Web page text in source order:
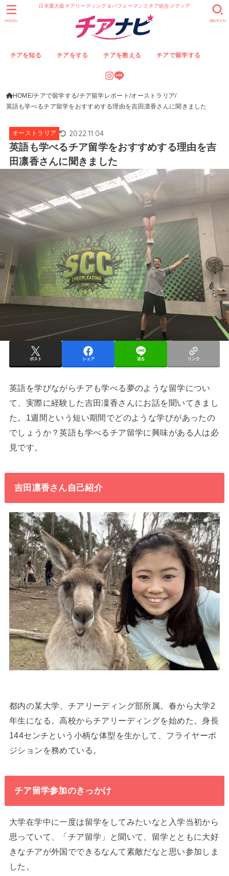
日本最大級チアリーディング＆パフォーマンスチア総合メディア
チアを知る チアをする チアを教える チアで留学する
SEARCH
MENU
HOME チアで留学する チア留学レポート オーストラリア
英語も学べるチア留学をおすすめする理由を吉田凛香さんに聞きました
オーストラリア 2022.11.04
英語も学べるチア留学をおすすめする理由を吉
田凛香さんに聞きました
ポスト シェア 送る リンク
英語を学びながらチアも学べる夢のような留学につい
て、実際に経験した吉田凜香さんにお話を聞いてきまし
た。1週間という短い期間でどのような学びがあったの
でしょうか？英語も学べるチア留学に興味がある人は必
見です。
吉田凛香さん自己紹介
都内の某大学、チアリーディング部所属。春から大学2
年生になる。高校からチアリーディングを始めた。身長
144センチという小柄な体型を生かして、フライヤーポ
ジションを務めている。
チア留学参加のきっかけ
大学在学中に一度は留学をしてみたいなと入学当初から
思っていて、「チア留学」と聞いて、留学とともに大好
きなチアが外国でできるなんて素敵だなと思い参加しま
した。